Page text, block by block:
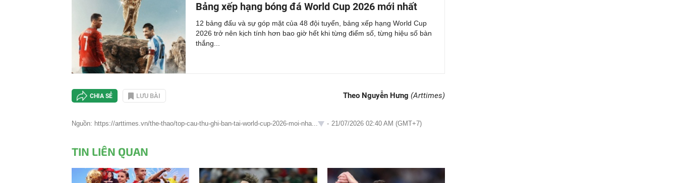
Bảng xếp hạng bóng đá World Cup 2026 mới nhất
12 bảng đấu và sự góp mặt của 48 đội tuyển, bảng xếp hạng World Cup
2026 trở nên kịch tính hơn bao giờ hết khi từng điểm số, từng hiệu số bàn
thắng...
CHIA SẺ LƯU BÀI Theo Nguyễn Hưng (Arttimes)
Nguồn: https://arttimes.vn/the-thao/top-cau-thu-ghi-ban-tai-world-cup-2026-moi-nha... - 21/07/2026 02:40 AM (GMT+7)
TIN LIÊN QUAN